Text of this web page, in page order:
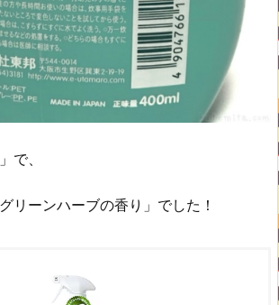
で、
リーンハーブの香り」でした！